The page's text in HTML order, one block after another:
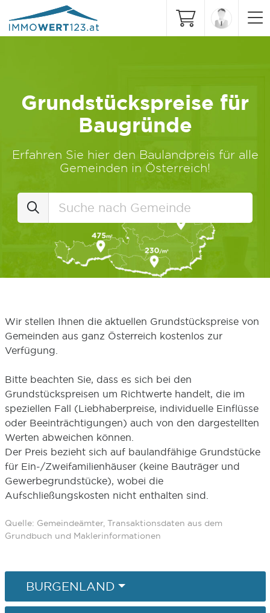
Grundstückspreise für
Baugründe
Erfahren Sie hier den Baulandpreis für alle
Gemeinden in Österreich!
Wir stellen Ihnen die aktuellen Grundstückspreise von
Gemeinden aus ganz Österreich kostenlos zur
Verfügung.
Bitte beachten Sie, dass es sich bei den
Grundstückspreisen um Richtwerte handelt, die im
speziellen Fall (Liebhaberpreise, individuelle Einflüsse
oder Beeinträchtigungen) auch von den dargestellten
Werten abweichen können.
Der Preis bezieht sich auf baulandfähige Grundstücke
für Ein-/Zweifamilienhäuser (keine Bauträger und
Gewerbegrundstücke), wobei die
Aufschließungskosten nicht enthalten sind.
Quelle: Gemeindeämter, Transaktionsdaten aus dem
Grundbuch und Maklerinformationen
BURGENLAND